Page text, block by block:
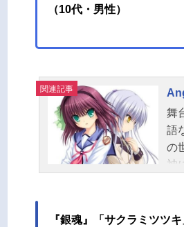
（10代・男性）
関連記事
舞
語
の
神
た
『銀魂』「サクラミツツキ